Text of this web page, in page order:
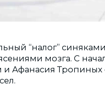
“налог”
мозга. С
Афанасия Тропиных